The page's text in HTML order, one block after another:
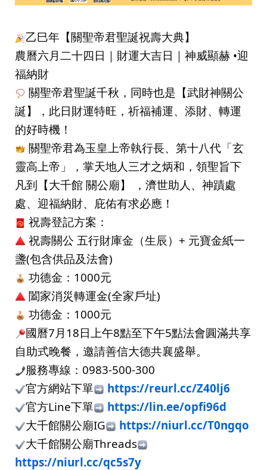
乙巳年【關聖帝君聖誕祝壽大典】
農曆六月二十四日｜財運大吉日｜神威顯赫 •迎
福納財
關聖帝君聖誕千秋，同時也是【武財神關公
誕】，此日財運特旺，祈福補運、添財、轉運
的好時機！
關聖帝君為玉皇上帝執行長、第十八代「玄
靈高上帝」，掌天地人三才之炳和，領聖旨下
凡到【大千館 關公廟】 ，濟世助人、神蹟處
處、迎福納財、庇佑有求必應！
祝壽登記方案：
祝壽關公 五行財庫金（生辰）+ 元寶金紙一
盞(包含供品及法會)
功德金：1000元
闔家消災轉運金(全家戶址)
功德金：1000元
國曆7月18日上午8點至下午5點法會圓滿共享
自助式晚餐，邀請善信大德共襄盛舉。
服務專線：0983-500-300
官方網站下單
https://reurl.cc/Z40lj6
官方Line下單
https://lin.ee/opfi96d
大千館關公廟IG
https://niurl.cc/T0ngqo
大千館關公廟Threads
https://niurl.cc/qc5s7y